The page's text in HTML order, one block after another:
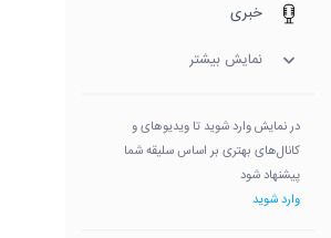
خبری
نمایش بیشتر
در نمایش وارد شوید تا ویدیوهای و
کانال‌های بهتری بر اساس سلیقه شما
پیشنهاد شود
وارد شوید